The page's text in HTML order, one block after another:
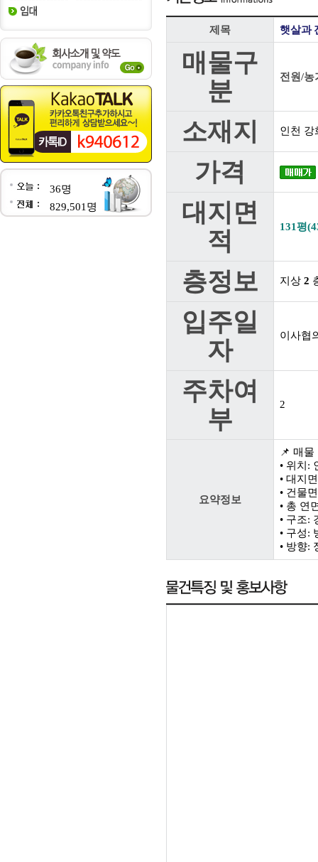
36명
829,501명
제목 햇살과
매물구
분
전원/농
소재지 인천 강
가격
대지면
적
131평
층정보 지상 2
입주일
자
이사협
주차여
부
2
요약정보
📌 매물
• 위치:
• 대지
• 건물
• 총 연
• 구조:
• 구성:
• 방향: